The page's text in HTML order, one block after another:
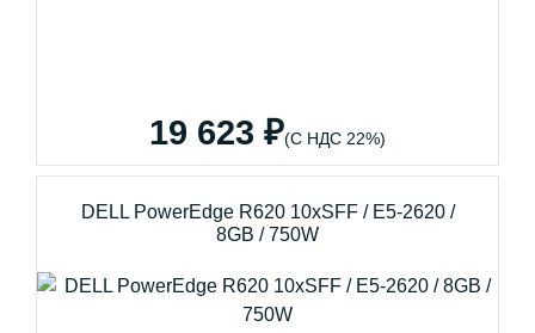
19 623 ₽(С НДС 22%)
DELL PowerEdge R620 10xSFF / E5-2620 /
8GB / 750W